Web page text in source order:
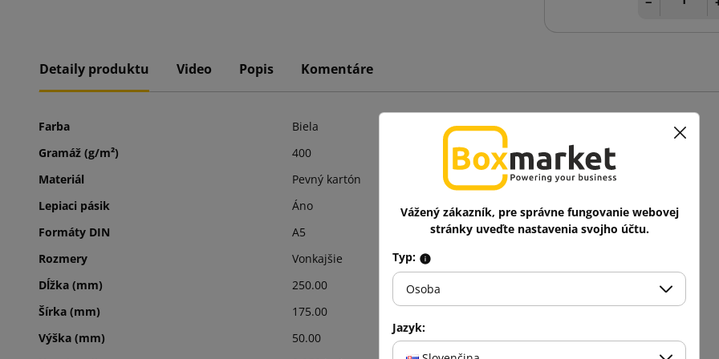
Detaily produktu Video Popis Komentáre
Farba
Biela
Gramáž (g/m²)
400
Materiál
Pevný kartón
Lepiaci pásik
Áno
Formáty DIN
A5
Rozmery
Vonkajšie
Dĺžka (mm)
250.00
Šírka (mm)
175.00
Výška (mm)
50.00
Vážený zákazník, pre správne fungovanie webovej
stránky uveďte nastavenia svojho účtu.
Typ:
Osoba
Jazyk: